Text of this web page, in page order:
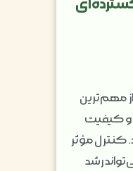
مهم‌ترین
کیفیت
مؤثر
رشد